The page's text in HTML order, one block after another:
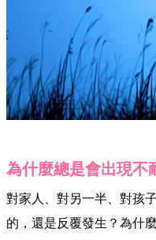
為什麼總是會出現不
對家人、對另一半、對孩
的，還是反覆發生？為什